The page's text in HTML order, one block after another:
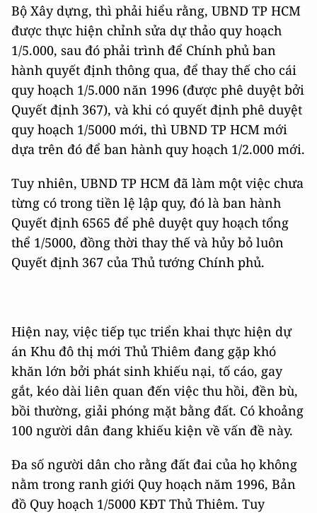
Bộ Xây dựng, thì phải hiểu rằng, UBND TP HCM
được thực hiện chỉnh sửa dự thảo quy hoạch
1/5.000, sau đó phải trình để Chính phủ ban
hành quyết định thông qua, để thay thế cho cái
quy hoạch 1/5.000 năn 1996 (được phê duyệt bởi
Quyết định 367), và khi có quyết định phê duyệt
quy hoạch 1/5000 mới, thì UBND TP HCM mới
dựa trên đó để ban hành quy hoạch 1/2.000 mới.
Tuy nhiên, UBND TP HCM đã làm một việc chưa
từng có trong tiền lệ lập quy, đó là ban hành
Quyết định 6565 để phê duyệt quy hoạch tổng
thể 1/5000, đồng thời thay thế và hủy bỏ luôn
Quyết định 367 của Thủ tướng Chính phủ.
Hiện nay, việc tiếp tục triển khai thực hiện dự
án Khu đô thị mới Thủ Thiêm đang gặp khó
khăn lớn bởi phát sinh khiếu nại, tố cáo, gay
gắt, kéo dài liên quan đến việc thu hồi, đền bù,
bồi thường, giải phóng mặt bằng đất. Có khoảng
100 người dân đang khiếu kiện về vấn đề này.
Đa số người dân cho rằng đất đai của họ không
nằm trong ranh giới Quy hoạch năm 1996, Bản
đồ Quy hoạch 1/5000 KĐT Thủ Thiêm. Tuy